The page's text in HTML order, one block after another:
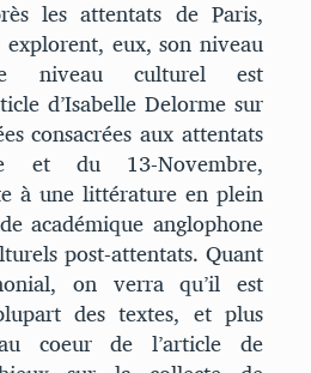
les attentats de Paris,
eux, son niveau
niveau culturel est
d’Isabelle Delorme sur
consacrées aux attentats
et du 13-Novembre,
à une littérature en plein
académique anglophone
post-attentats. Quant
on verra qu’il est
des textes, et plus
coeur de l’article de